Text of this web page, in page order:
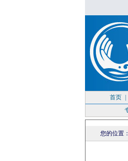
首页
您的位置：